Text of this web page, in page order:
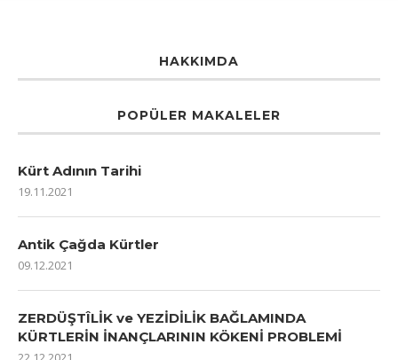
HAKKIMDA
POPÜLER MAKALELER
Kürt Adının Tarihi
19.11.2021
Antik Çağda Kürtler
09.12.2021
ZERDÜŞTÎLİK ve YEZİDİLİK BAĞLAMINDA
KÜRTLERİN İNANÇLARININ KÖKENİ PROBLEMİ